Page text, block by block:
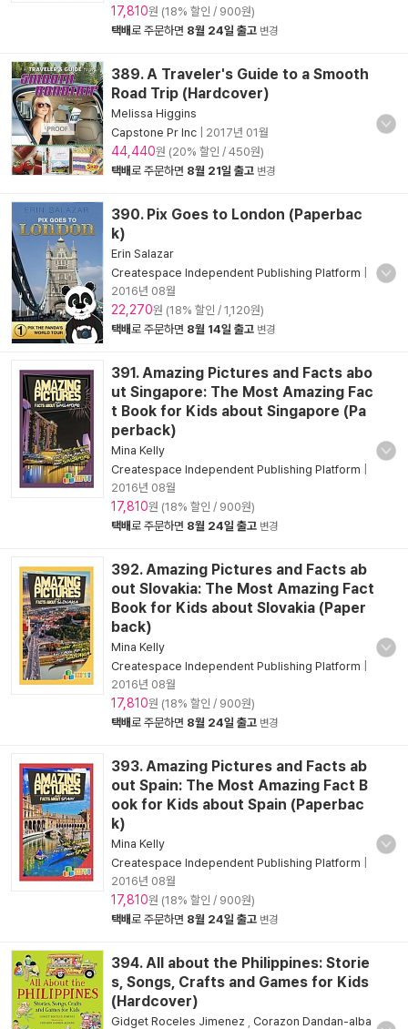
17,810원 (18% 할인 / 900원)
택배로 주문하면 8월 24일 출고 변경
389. A Traveler's Guide to a Smooth
Road Trip (Hardcover)
Melissa Higgins
Capstone Pr Inc
2017년 01월
44,440원 (20% 할인 / 450원)
택배로 주문하면 8월 21일 출고 변경
390. Pix Goes to London (Paperbac
k)
Erin Salazar
Createspace Independent Publishing Platform
2016년 08월
22,270원 (18% 할인 / 1,120원)
택배로 주문하면 8월 14일 출고 변경
391. Amazing Pictures and Facts abo
ut Singapore: The Most Amazing Fac
t Book for Kids about Singapore (Pa
perback)
Mina Kelly
Createspace Independent Publishing Platform
2016년 08월
17,810원 (18% 할인 / 900원)
택배로 주문하면 8월 24일 출고 변경
392. Amazing Pictures and Facts ab
out Slovakia: The Most Amazing Fact
Book for Kids about Slovakia (Paper
back)
Mina Kelly
Createspace Independent Publishing Platform
2016년 08월
17,810원 (18% 할인 / 900원)
택배로 주문하면 8월 24일 출고 변경
393. Amazing Pictures and Facts ab
out Spain: The Most Amazing Fact B
ook for Kids about Spain (Paperbac
k)
Mina Kelly
Createspace Independent Publishing Platform
2016년 08월
17,810원 (18% 할인 / 900원)
택배로 주문하면 8월 24일 출고 변경
394. All about the Philippines: Storie
s, Songs, Crafts and Games for Kids
(Hardcover)
Gidget Roceles Jimenez
Corazon Dandan-alba